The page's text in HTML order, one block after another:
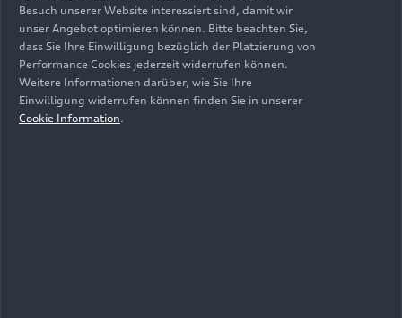
das am stärksten vom konstanten Austausch des
Know-hows von der Rennstrecke zu den
Serienmodellen profitiert. Mit dieser Modellreihe
stellt Ducati seinen Enthusiasten
hochtechnologische Motorräder mit einer
beeindruckenden Performance zur Verfügung.
Besuch unserer Website interessiert sind, damit wir
unser Angebot optimieren können. Bitte beachten Sie,
dass Sie Ihre Einwilligung bezüglich der Platzierung von
Performance Cookies jederzeit widerrufen können.
Weitere Informationen darüber, wie Sie Ihre
Einwilligung widerrufen können finden Sie in unserer
Cookie Information.